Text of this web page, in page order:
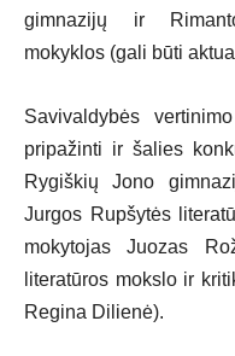
gimnazijų ir
mokyklos (gali būti
Savivaldybės
pripažinti ir šalies
Rygiškių Jono
Jurgos Rupšytės
mokytojas Juozas
literatūros mokslo ir
Regina Dilienė).